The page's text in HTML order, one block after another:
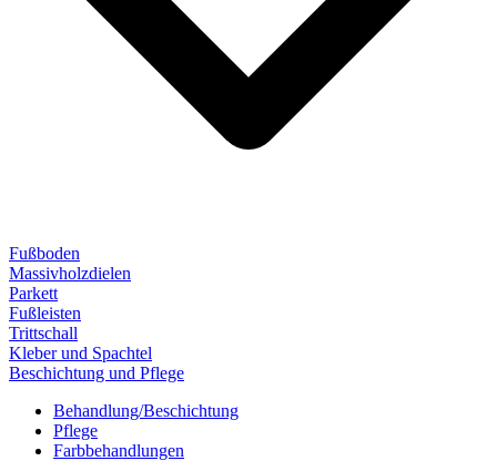
Fußboden
Massivholzdielen
Parkett
Fußleisten
Trittschall
Kleber und Spachtel
Beschichtung und Pflege
Behandlung/Beschichtung
Pflege
Farbbehandlungen